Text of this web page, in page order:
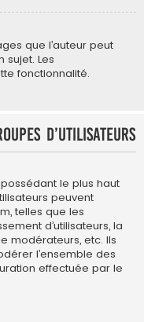
que l’auteur peut
sujet. Les
fonctionnalité.
d’utilisateurs
le plus haut
peuvent
telles que les
d’utilisateurs, la
modérateurs, etc. Ils
l’ensemble des
effectuée par le